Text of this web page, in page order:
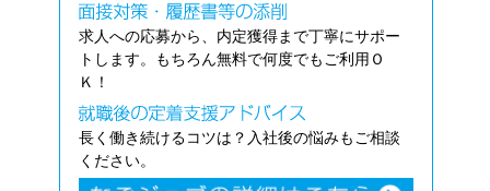
求人への応募から、内定獲得まで丁寧にサポー
トします。もちろん無料で何度でもご利用Ｏ
Ｋ！
長く働き続けるコツは？入社後の悩みもご相談
ください。